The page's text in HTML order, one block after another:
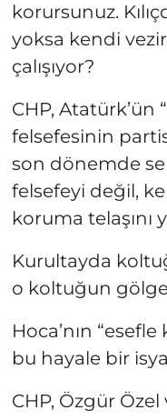
korursunuz.
yoksa kendi
çalışıyor?
CHP, Atatürk’ün
felsefesinin
son dönemde
felsefeyi değil,
koruma telaşını
Kurultayda
o koltuğun
Hoca’nın
bu hayale bir
CHP, Özgür